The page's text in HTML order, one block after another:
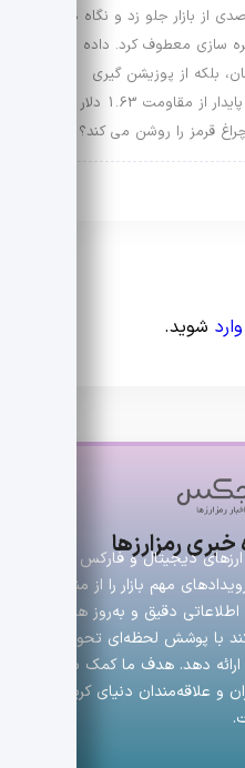
امروز با جهش 6 درصدی از بازار جلو زد و نگاه ها
سازی معطوف کرد. داده ها
بلکه از پوزیشن گیری
حساب شده آمده است. آیا عبور پایدار از مقاومت 1.63 دلار در
وارد شوید.
رمزارزها
دیجیتال و فارکس است
مهم بازار را از منابع
دقیق و به‌روز همراه
با پوشش لحظه‌ای تحولات
دهد. هدف ما کمک به
و علاقه‌مندان دنیای کریپتو